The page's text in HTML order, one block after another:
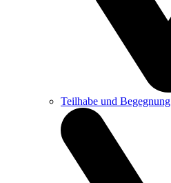
Teilhabe und Begegnung